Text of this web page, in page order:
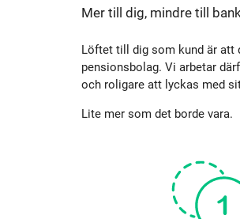
Marknadsföring
Mer till dig, mindre till
Löftet till dig som kund är att
pensionsbolag. Vi arbetar
och roligare att lyckas med
Lite mer som det borde vara.